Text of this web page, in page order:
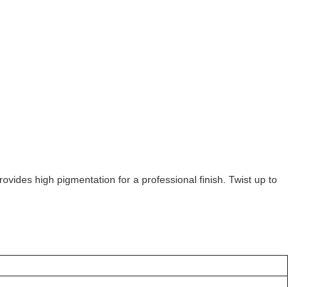
high pigmentation for a professional finish. Twist up to